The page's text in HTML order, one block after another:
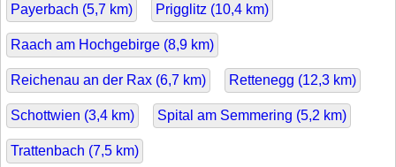
Payerbach (5,7 km) Prigglitz (10,4 km)
Raach am Hochgebirge (8,9 km)
Reichenau an der Rax (6,7 km) Rettenegg (12,3 km)
Schottwien (3,4 km) Spital am Semmering (5,2 km)
Trattenbach (7,5 km)